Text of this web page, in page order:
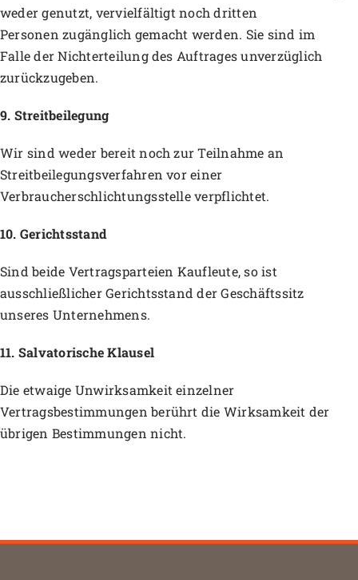
weder genutzt, vervielfältigt noch dritten
Personen zugänglich gemacht werden. Sie sind im
Falle der Nichterteilung des Auftrages unverzüglich
zurückzugeben.
9. Streitbeilegung
Wir sind weder bereit noch zur Teilnahme an
Streitbeilegungsverfahren vor einer
Verbraucherschlichtungsstelle verpflichtet.
10. Gerichtsstand
Sind beide Vertragsparteien Kaufleute, so ist
ausschließlicher Gerichtsstand der Geschäftssitz
unseres Unternehmens.
11. Salvatorische Klausel
Die etwaige Unwirksamkeit einzelner
Vertragsbestimmungen berührt die Wirksamkeit der
übrigen Bestimmungen nicht.